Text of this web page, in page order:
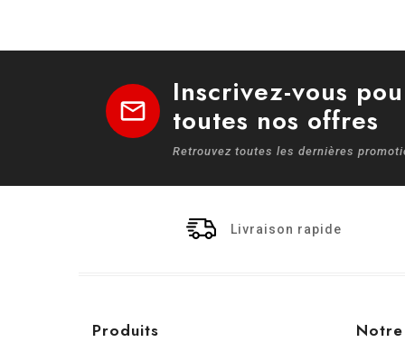
mail
Inscrivez-vous
toutes nos offres
Retrouvez toutes les dernières
Livraison rapide
Produits